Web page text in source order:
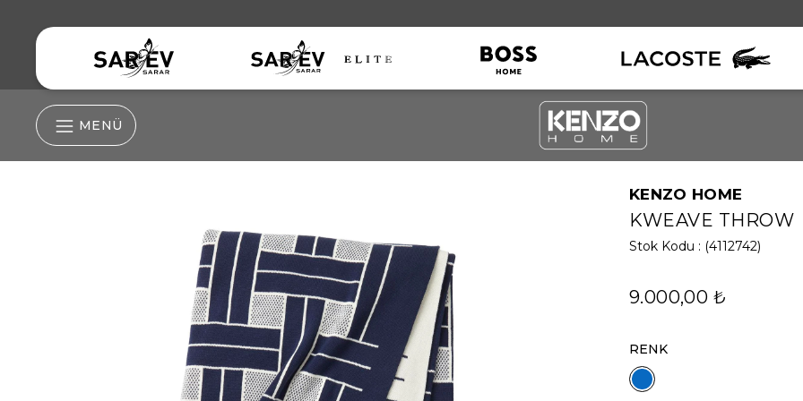
MENÜ
Nevresim
Çarşaf
Lastikli Çarşaf
Yastık Kılıfı
Kırlent
KENZO HOME
KWEAVE THROW
Stok Kodu (4112742)
9.000,00 ₺
RENK